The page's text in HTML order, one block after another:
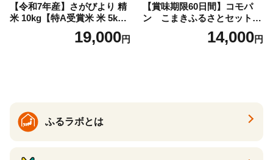
【令和7年産】さがびより 精
米 10kg【特A受賞米 米 5kg×
2袋 お米 コメ こめ 国産 美味
しい ブランド米 人気 ランキ
19,000円
【賞味期限60日間】コモパ
ン こまきふるさとセット
（24個入り）／災害用備蓄
保存食 非常食 防災グッズに
14,000円
ふるラボとは